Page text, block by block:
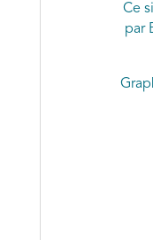
Ce
par